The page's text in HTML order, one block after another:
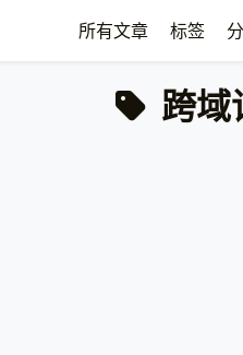
所有文章 标签
跨域